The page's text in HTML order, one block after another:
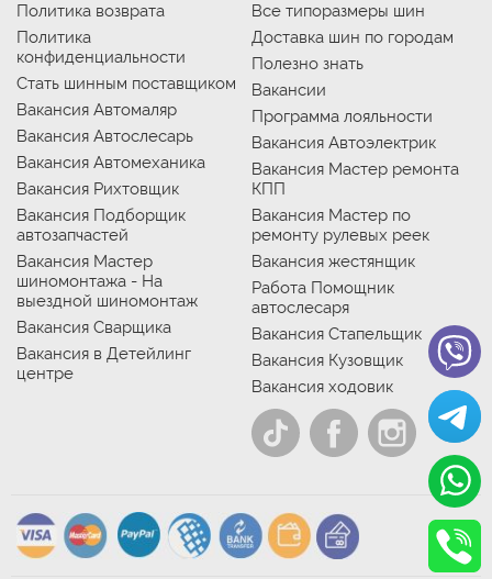
Политика возврата
Политика
конфиденциальности
Стать шинным поставщиком
Вакансия Автомаляр
Вакансия Автослесарь
Вакансия Автомеханика
Вакансия Рихтовщик
Вакансия Подборщик
автозапчастей
Вакансия Мастер
шиномонтажа - На
выездной шиномонтаж
Вакансия Сварщика
Вакансия в Детейлинг
центре
Все типоразмеры шин
Доставка шин по городам
Полезно знать
Вакансии
Программа лояльности
Вакансия Автоэлектрик
Вакансия Мастер ремонта
КПП
Вакансия Мастер по
ремонту рулевых реек
Вакансия жестянщик
Работа Помощник
автослесаря
Вакансия Стапельщик
Вакансия Кузовщик
Вакансия ходовик